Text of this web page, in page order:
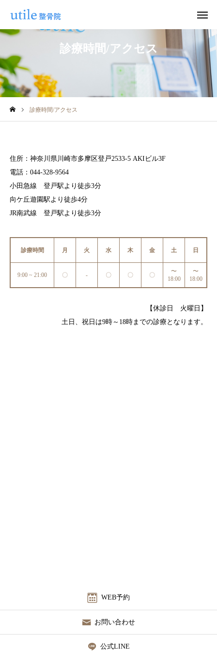
診療時間/アクセス
診療時間/アクセス
住所：神奈川県川崎市多摩区登戸2533-5 AKIビル3F
電話：044-328-9564
小田急線 登戸駅より徒歩3分
向ケ丘遊園駅より徒歩4分
JR南武線 登戸駅より徒歩3分
診療時間 月 火 水 木 金 土 日
9:00 ~ 21:00 〇 - 〇 〇 〇
〜
18:00
〜
18:00
【休診日 火曜日】
土日、祝日は9時～18時までの診療となります。
WEB予約
お問い合わせ
公式LINE
お問い合わせ
公式LINE Instagram
ホーム
院長紹介
料金
適応症状
診療時間/アクセス